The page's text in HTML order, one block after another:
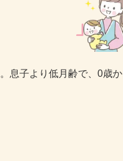
息子より低月齢で、0歳か